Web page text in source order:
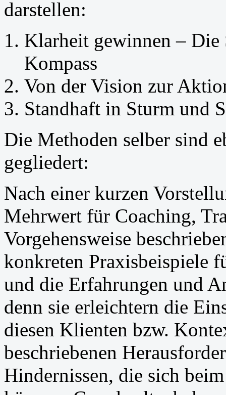
darstellen:
Klarheit gewinnen – Die
Kompass
Von der Vision zur
Standhaft in Sturm und
Die Methoden selber sind
gegliedert:
Nach einer kurzen
Mehrwert für Coaching,
Vorgehensweise
konkreten Praxisbeispiele
und die Erfahrungen und
denn sie erleichtern die
diesen Klienten bzw.
beschriebenen
Hindernissen, die sich